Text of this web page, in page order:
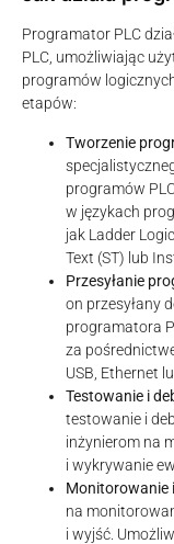
Programator PLC
PLC, umożliwiając
programów
etapów:
Tworzenie
programów
w językach
jak Ladder
Text (ST) lub
Przesyłanie
on przesyłany
programatora
za
USB, Ethernet
Testowanie i
testowanie i
inżynierom na
i wykrywanie
Monitorowanie
na
i wyjść.